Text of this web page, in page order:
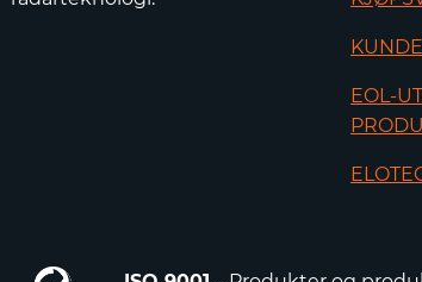
EOL-